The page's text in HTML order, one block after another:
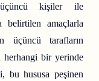
kişiler ile
belirtilen amaçlarla
üçüncü tarafların
herhangi bir yerinde
bu hususa peşinen